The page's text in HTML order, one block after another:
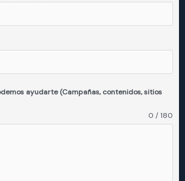
ayudarte (Campañas, contenidos, sitios
0 / 180